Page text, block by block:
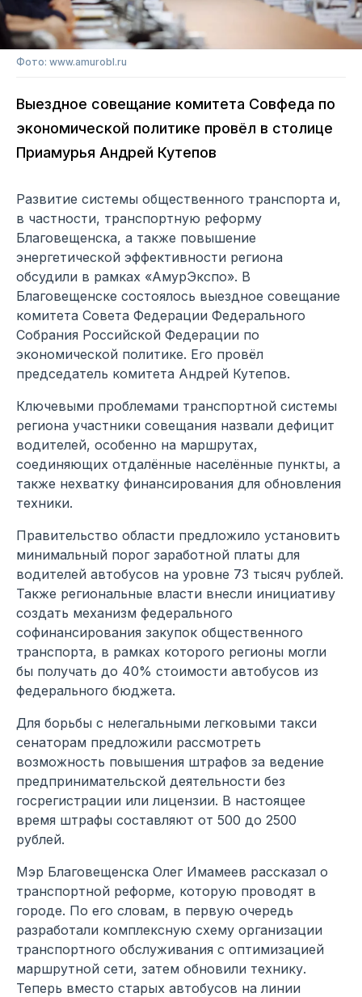
Фото: www.amurobl.ru
Выездное совещание комитета Совфеда по
экономической политике провёл в столице
Приамурья Андрей Кутепов
Развитие системы общественного транспорта и,
в частности, транспортную реформу
Благовещенска, а также повышение
энергетической эффективности региона
обсудили в рамках «АмурЭкспо». В
Благовещенске состоялось выездное совещание
комитета Совета Федерации Федерального
Собрания Российской Федерации по
экономической политике. Его провёл
председатель комитета Андрей Кутепов.
Ключевыми проблемами транспортной системы
региона участники совещания назвали дефицит
водителей, особенно на маршрутах,
соединяющих отдалённые населённые пункты, а
также нехватку финансирования для обновления
техники.
Правительство области предложило установить
минимальный порог заработной платы для
водителей автобусов на уровне 73 тысяч рублей.
Также региональные власти внесли инициативу
создать механизм федерального
софинансирования закупок общественного
транспорта, в рамках которого регионы могли
бы получать до 40% стоимости автобусов из
федерального бюджета.
Для борьбы с нелегальными легковыми такси
сенаторам предложили рассмотреть
возможность повышения штрафов за ведение
предпринимательской деятельности без
госрегистрации или лицензии. В настоящее
время штрафы составляют от 500 до 2500
рублей.
Мэр Благовещенска Олег Имамеев рассказал о
транспортной реформе, которую проводят в
городе. По его словам, в первую очередь
разработали комплексную схему организации
транспортного обслуживания с оптимизацией
маршрутной сети, затем обновили технику.
Теперь вместо старых автобусов на линии